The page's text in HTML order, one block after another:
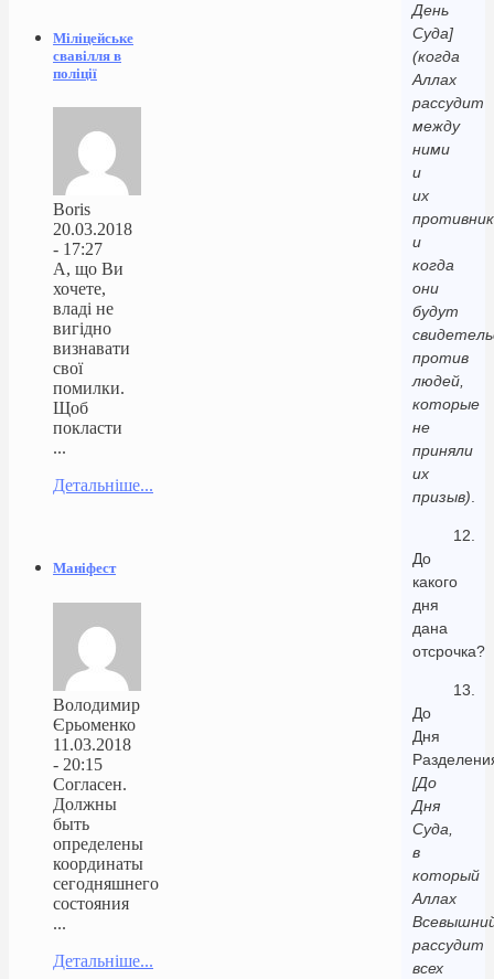
День
Суда]
(когда
Аллах
рассудит
между
ними
и
их
и
когда
они
будут
против
людей,
которые
не
приняли
их
призыв).
12.
До
какого
дня
дана
отсрочка?
13.
До
Дня
[До
Дня
Суда,
в
который
Аллах
рассудит
всех
Міліцейське
свавілля в
поліції
Boris
20.03.2018
- 17:27
А, що Ви
хочете,
владі не
вигідно
визнавати
свої
помилки.
Щоб
покласти
...
Детальніше...
Маніфест
Володимир
Єрьоменко
11.03.2018
- 20:15
Согласен.
Должны
быть
определены
координаты
сегодняшнего
состояния
...
Детальніше...